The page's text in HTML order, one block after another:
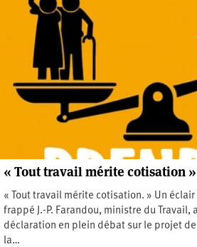
« Tout travail mérite cotisation
« Tout travail mérite cotisation. » Un
frappé J.-P. Farandou, ministre du Travail,
déclaration en plein débat sur le projet
la…